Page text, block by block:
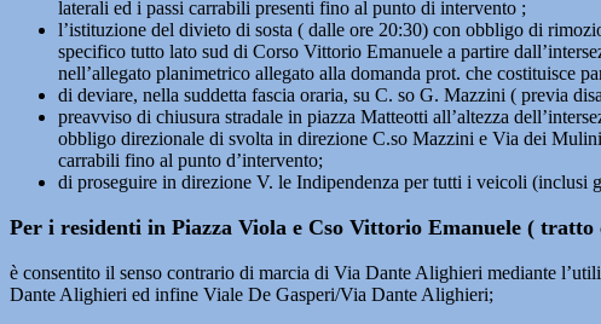
laterali ed i passi carrabili presenti fino al punto di intervento ;
l’istituzione del divieto di sosta ( dalle ore 20:30) con obbligo di
specifico tutto lato sud di Corso Vittorio Emanuele a partire
nell’allegato planimetrico allegato alla domanda prot. che costituisce
di deviare, nella suddetta fascia oraria, su C. so G. Mazzini ( previa
preavviso di chiusura stradale in piazza Matteotti all’altezza
obbligo direzionale di svolta in direzione C.so Mazzini e Via dei
carrabili fino al punto d’intervento;
di proseguire in direzione V. le Indipendenza per tutti i veicoli (inclusi
Per i residenti in Piazza Viola e Cso Vittorio Emanuele (
è consentito il senso contrario di marcia di Via Dante Alighieri mediante
Dante Alighieri ed infine Viale De Gasperi/Via Dante Alighieri;